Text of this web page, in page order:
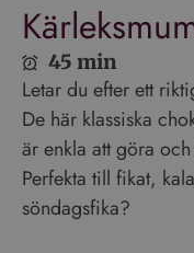
45 min
Letar du efter ett
De här klassiska
är enkla att göra
Perfekta till fikat,
söndagsfika?